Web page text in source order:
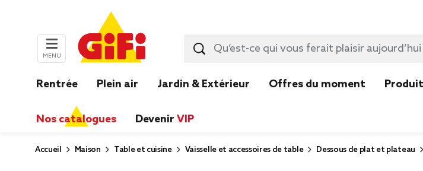
MENU
Rentrée Plein air Jardin & Extérieur Offres du moment
Nos catalogues Devenir VIP
Accueil Maison Table et cuisine Vaisselle et accessoires de table Dessous de plat et plateau